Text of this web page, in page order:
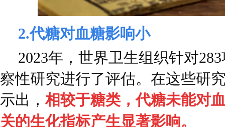
2.代糖对血糖影响小
2023年，世界卫生组织针对
察性研究进行了评估。在这些研
示出， 相较于糖类，代糖未能对
关的生化指标产生显著影响。